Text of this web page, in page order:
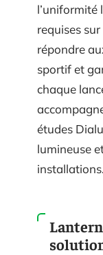
l’uniformité
requises
répondre
sportif et
chaque
études
lumineuse
installations.